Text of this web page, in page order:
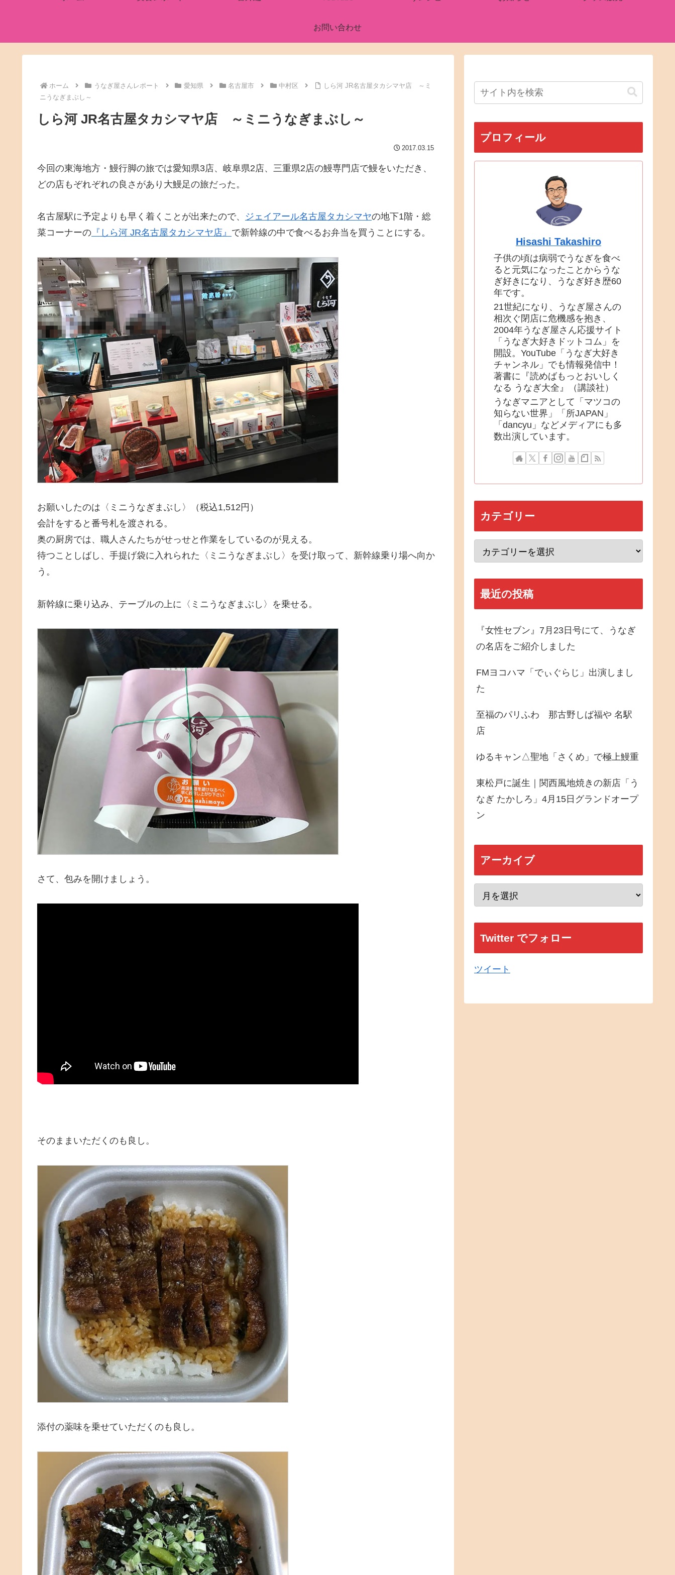
お問い合わせ
ホーム うなぎ屋さんレポート 愛知県 名古屋市 中村区
しら河 JR名古屋タカシマヤ店 ～ミ
ニうなぎまぶし～
しら河 JR名古屋タカシマヤ店 ～ミニうなぎまぶし～
2017.03.15
今回の東海地方・鰻行脚の旅では愛知県3店、岐阜県2店、三重県2店の鰻専門店で鰻をいただき、
どの店もぞれぞれの良さがあり大鰻足の旅だった。
名古屋駅に予定よりも早く着くことが出来たので、 ジェイアール名古屋タカシマヤの地下1階・総
菜コーナーの 『しら河 JR名古屋タカシマヤ店』 で新幹線の中で食べるお弁当を買うことにする。
お願いしたのは〈ミニうなぎまぶし〉（税込1,512円）
会計をすると番号札を渡される。
奥の厨房では、職人さんたちがせっせと作業をしているのが見える。
待つことしばし、手提げ袋に入れられた〈ミニうなぎまぶし〉を受け取って、新幹線乗り場へ向か
う。
新幹線に乗り込み、テーブルの上に〈ミニうなぎまぶし〉を乗せる。
さて、包みを開けましょう。
そのままいただくのも良し。
添付の薬味を乗せていただくのも良し。
プロフィール
Hisashi Takashiro
子供の頃は病弱でうなぎを食べ
ると元気になったことからうな
ぎ好きになり、うなぎ好き歴60
年です。
21世紀になり、うなぎ屋さんの
相次ぐ閉店に危機感を抱き、
2004年うなぎ屋さん応援サイト
「うなぎ大好きドットコム」を
開設。YouTube「うなぎ大好き
チャンネル」でも情報発信中！
著書に『読めばもっとおいしく
なる うなぎ大全』（講談社）
うなぎマニアとして「マツコの
知らない世界」「所JAPAN」
「dancyu」などメディアにも多
数出演しています。
カテゴリー
最近の投稿
『女性セブン』7月23日号にて、うなぎ
の名店をご紹介しました
FMヨコハマ「でぃぐらじ」出演しまし
た
至福のパリふわ 那古野しば福や 名駅
店
ゆるキャン△聖地「さくめ」で極上鰻重
東松戸に誕生｜関西風地焼きの新店「う
なぎ たかしろ」4月15日グランドオープ
ン
アーカイブ
Twitter でフォロー
ツイート